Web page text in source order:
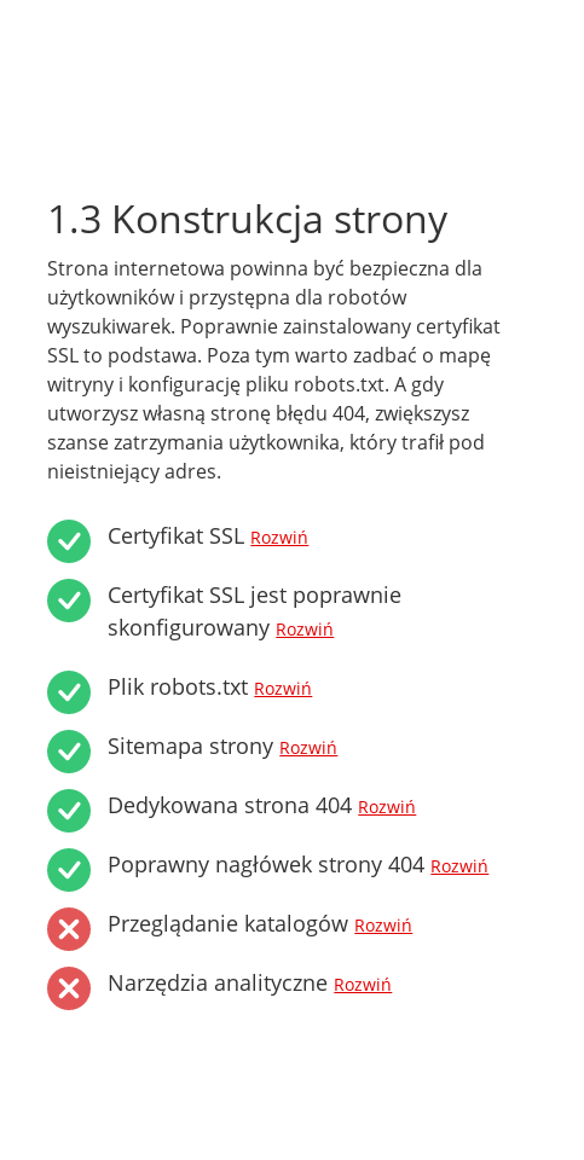
1.3 Konstrukcja strony
Strona internetowa powinna być bezpieczna dla
użytkowników i przystępna dla robotów
wyszukiwarek. Poprawnie zainstalowany certyfikat
SSL to podstawa. Poza tym warto zadbać o mapę
witryny i konfigurację pliku robots.txt. A gdy
utworzysz własną stronę błędu 404, zwiększysz
szanse zatrzymania użytkownika, który trafił pod
nieistniejący adres.
Certyfikat SSL Rozwiń
Certyfikat SSL jest poprawnie
skonfigurowany Rozwiń
Plik robots.txt Rozwiń
Sitemapa strony Rozwiń
Dedykowana strona 404 Rozwiń
Poprawny nagłówek strony 404 Rozwiń
Przeglądanie katalogów Rozwiń
Narzędzia analityczne Rozwiń